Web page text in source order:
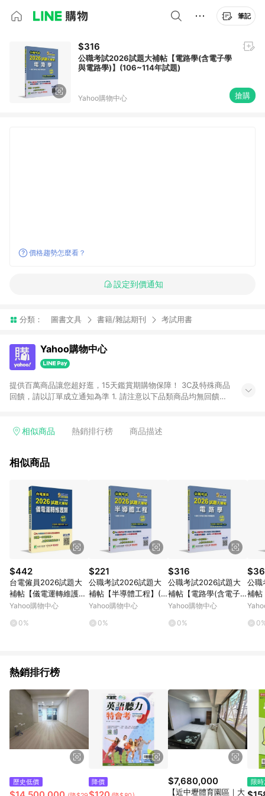
筆記
$316
公職考試2026試題大補帖【電路學(含電子學
與電路學)】(106~114年試題)
Yahoo購物中心 搶購
價格趨勢怎麼看？
設定到價通知
分類： 圖書文具 書籍/雜誌期刊 考試用書
Yahoo購物中心
提供百萬商品讓您超好逛，15天鑑賞期購物保障！ 3C及特殊商品
回饋，請以訂單成立通知為準 1. 請注意以下品類商品均無回饋：
電玩/遊戲/相機/單眼/鏡頭/拍立得 [2024/6/1起適用] -內接硬
的購回饋活動享Yahoo超贈點回饋者 - 購物中心商店之商品：商
3. 訂單回饋金額將扣除運費/購物金/超贈點/福利金/紅利折抵/折
價券等虛擬貨幣折抵 4. 大宗採購或批發轉賣不具回饋資格： 如
有相關事證認定您為大宗採購、批發轉賣而非最終消費使用者，
相關認定以Yahoo購物中心之認定為準
相似商品 熱銷排行榜 商品描述
相似商品
$442
台電僱員2026試題大
補帖【儀電運轉維護
類】專業科目(106~114
Yahoo購物中心
0%
$221
公職考試2026試題大
補帖【半導體工程】(1
01~114年試題)(申論題
Yahoo購物中心
0%
$316
公職考試2026試題大
補帖【電路學(含電子
學與電路學)】(106~11
Yahoo購物中心
0%
公職
補帖
械設
熱銷排行榜
歷史低價 降價 $7,680,000
【近中壢體育園區｜大
限